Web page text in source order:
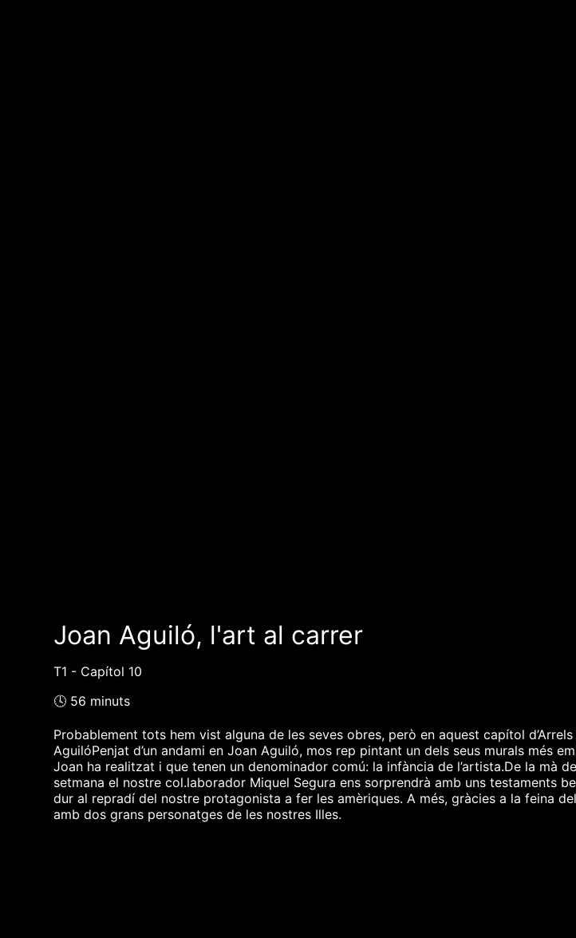
Joan Aguiló, l'art al carrer
T1 - Capítol 10
🕓 56 minuts
Probablement tots hem vist alguna de les seves obres, però en aquest capítol
AguilóPenjat d’un andami en Joan Aguiló, mos rep pintant un dels seus murals més
Joan ha realitzat i que tenen un denominador comú: la infància de l’artista.De la mà
setmana el nostre col.laborador Miquel Segura ens sorprendrà amb uns testaments
dur al repradí del nostre protagonista a fer les amèriques. A més, gràcies a la feina
amb dos grans personatges de les nostres Illes.